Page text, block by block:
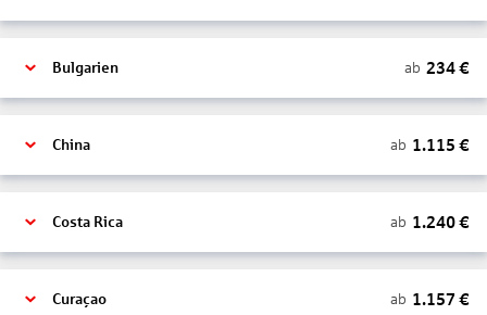
Bulgarien ab 234€
China ab 1.115 €
Costa Rica ab 1.240€
Curaçao ab 1.157 €